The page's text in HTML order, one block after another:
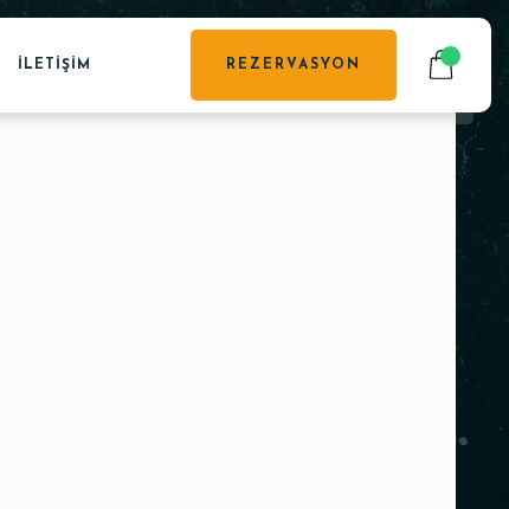
İLETIŞIM REZERVASYON